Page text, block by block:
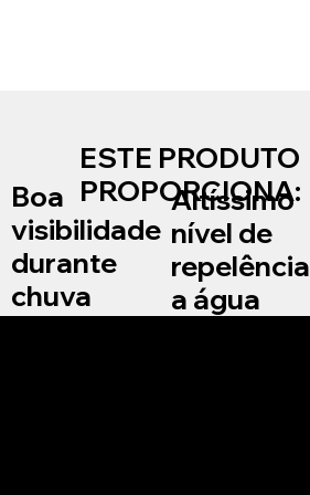
Boa
visibilidade
durante
chuva
Altíssimo
nível de
repelência
a água
ESTE PRODUTO
PROPORCIONA: